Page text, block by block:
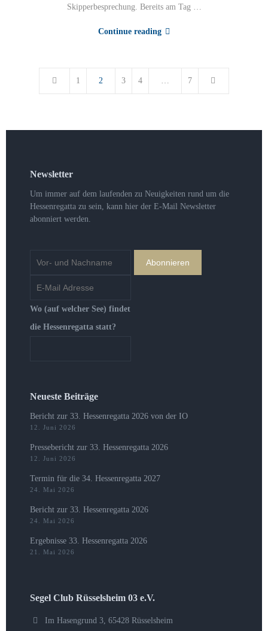
Skipperbesprechung. Bereits am Tag …
Continue reading
1 2 3 4 … 7
Newsletter
Um immer auf dem laufenden zu Neuigkeiten rund um die
Hessenregatta zu sein, kann hier der E-Mail Newsletter
abonniert werden.
Wo (auf welcher See) findet
die Hessenregatta statt?
Neueste Beiträge
Bericht zur 33. Hessenregatta 2026 von der IO
12. Juni 2026
Pressebericht zur 33. Hessenregatta 2026
12. Juni 2026
Termin für die 34. Hessenregatta 2027
24. Mai 2026
Bericht zur 33. Hessenregatta 2026
24. Mai 2026
Ergebnisse 33. Hessenregatta 2026
21. Mai 2026
Segel Club Rüsselsheim 03 e.V.
Im Hasengrund 3, 65428 Rüsselsheim